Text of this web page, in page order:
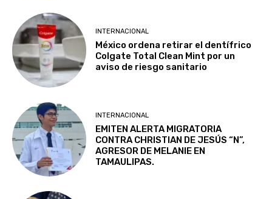
INTERNACIONAL
México ordena retirar el dentífrico
Colgate Total Clean Mint por un
aviso de riesgo sanitario
INTERNACIONAL
EMITEN ALERTA MIGRATORIA
CONTRA CHRISTIAN DE JESÚS “N”,
AGRESOR DE MELANIE EN
TAMAULIPAS.